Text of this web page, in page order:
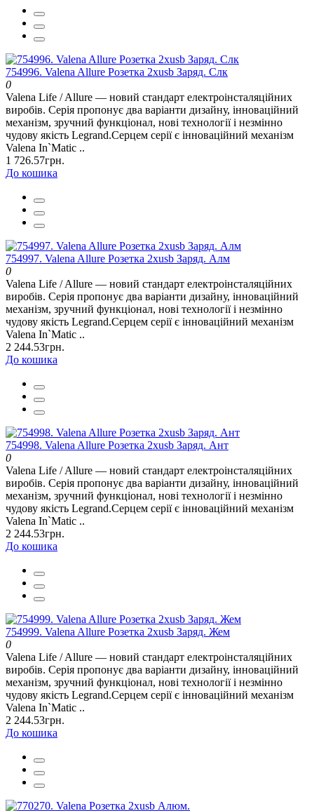
754996. Valena Allure Розетка 2хusb Заряд. Слк
0
Valena Life / Allure — новий стандарт електроінсталяційних
виробів. Серія пропонує два варіанти дизайну, інноваційний
механізм, зручний функціонал, нові технології і незмінно
чудову якість Legrand.Серцем серії є інноваційний механізм
Valena In`Matic ..
1 726.57грн.
До кошика
754997. Valena Allure Розетка 2хusb Заряд. Алм
0
Valena Life / Allure — новий стандарт електроінсталяційних
виробів. Серія пропонує два варіанти дизайну, інноваційний
механізм, зручний функціонал, нові технології і незмінно
чудову якість Legrand.Серцем серії є інноваційний механізм
Valena In`Matic ..
2 244.53грн.
До кошика
754998. Valena Allure Розетка 2хusb Заряд. Ант
0
Valena Life / Allure — новий стандарт електроінсталяційних
виробів. Серія пропонує два варіанти дизайну, інноваційний
механізм, зручний функціонал, нові технології і незмінно
чудову якість Legrand.Серцем серії є інноваційний механізм
Valena In`Matic ..
2 244.53грн.
До кошика
754999. Valena Allure Розетка 2хusb Заряд. Жем
0
Valena Life / Allure — новий стандарт електроінсталяційних
виробів. Серія пропонує два варіанти дизайну, інноваційний
механізм, зручний функціонал, нові технології і незмінно
чудову якість Legrand.Серцем серії є інноваційний механізм
Valena In`Matic ..
2 244.53грн.
До кошика